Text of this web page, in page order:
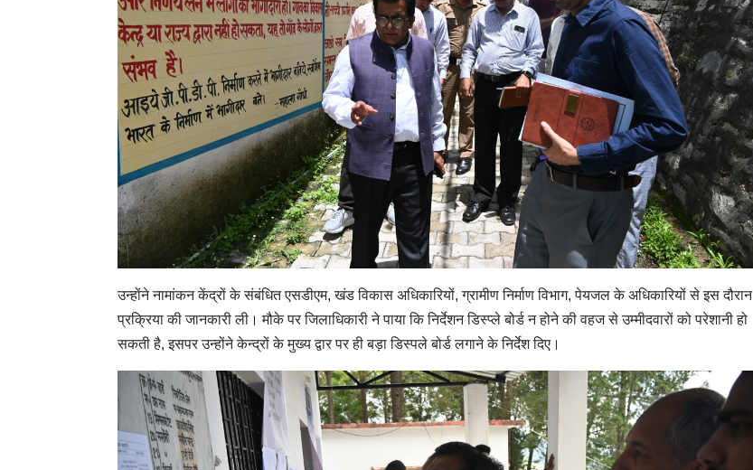
उन्होंने नामांकन केंद्रों के संबंधित एसडीएम, खंड विकास अधिकारियों, ग्रामीण निर्माण विभाग, पेयजल के अधिकारियों से इस दौरान
प्रक्रिया की जानकारी ली। मौके पर जिलाधिकारी ने पाया कि निर्देशन डिस्प्ले बोर्ड न होने की वहज से उम्मीदवारों को परेशानी हो
सकती है, इसपर उन्होंने केन्द्रों के मुख्य द्वार पर ही बड़ा डिस्पले बोर्ड लगाने के निर्देश दिए।